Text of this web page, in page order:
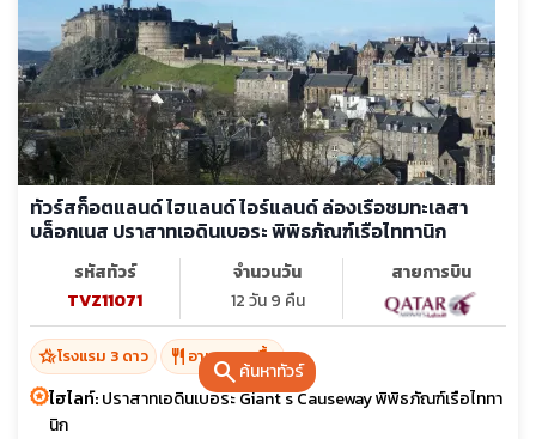
searchค้นหาทัวร์
ทัวร์สก็อตแลนด์ ไฮแลนด์ ไอร์แลนด์ ล่องเรือชมทะเลสา
บล็อกเนส ปราสาทเอดินเบอระ พิพิธภัณฑ์เรือไททานิก
รหัสทัวร์
TVZ11071
จำนวนวัน
12 วัน 9 คืน
สายการบิน
hotel_classโรงแรม 3 ดาว restaurant อาหาร 27 มื้อ
ไฮไลท์:ปราสาทเอดินเบอระ Giant s Causeway พิพิธภัณฑ์เรือไททา
นิก